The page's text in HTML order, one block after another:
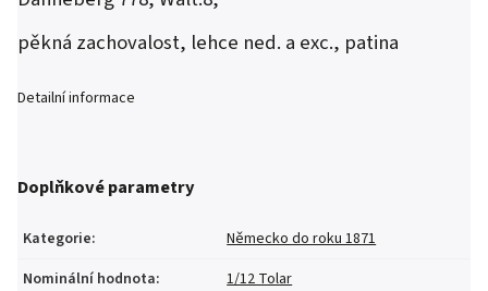
pěkná zachovalost, lehce ned. a exc., patina
Detailní informace
Doplňkové parametry
Kategorie:
Německo do roku 1871
Nominální hodnota:
1/12 Tolar